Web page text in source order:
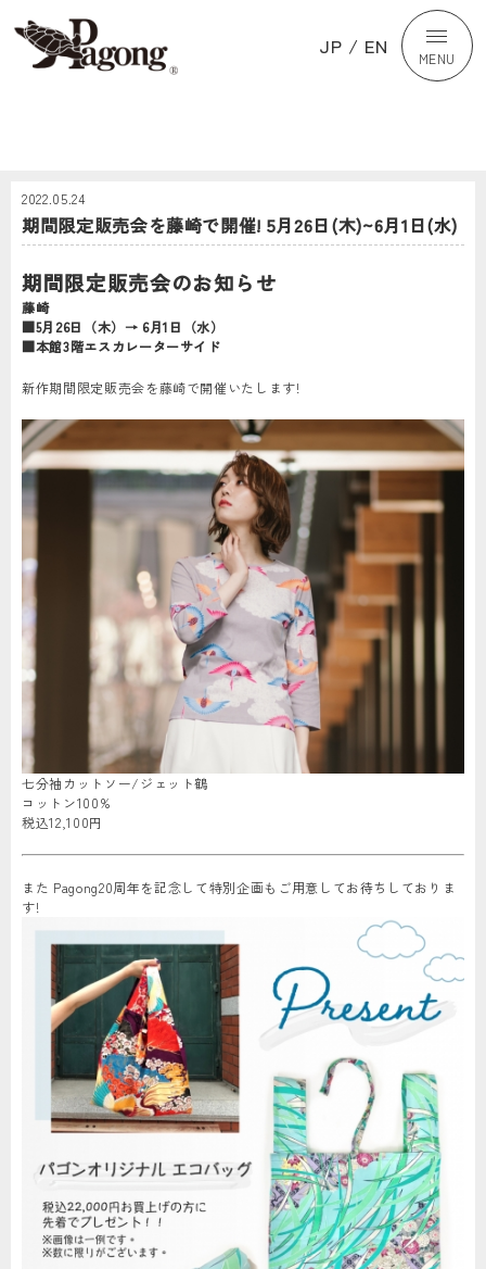
JP / EN MENU
2022.05.24
期間限定販売会を藤崎で開催! 5月26日(木)~6月1日(水)
期間限定販売会のお知らせ
藤崎
■5月26日（木）→ 6月1日（水）
■本館3階エスカレーターサイド
新作期間限定販売会を藤崎で開催いたします!
七分袖カットソー/ジェット鶴
コットン100%
税込12,100円
また Pagong20周年を記念して特別企画もご用意してお待ちしておりま
す!